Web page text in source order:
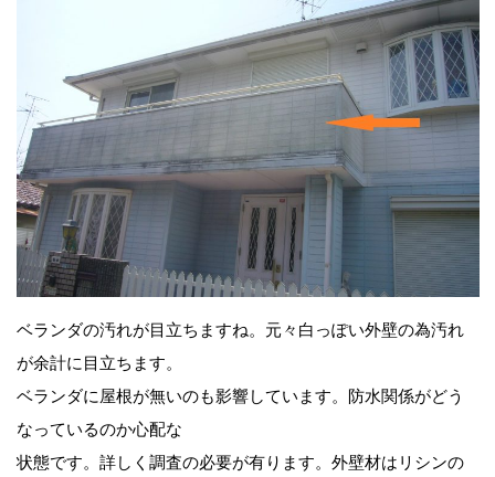
ベランダの汚れが目立ちますね。元々白っぽい外壁の為汚れ
が余計に目立ちます。
ベランダに屋根が無いのも影響しています。防水関係がどう
なっているのか心配な
状態です。詳しく調査の必要が有ります。外壁材はリシンの